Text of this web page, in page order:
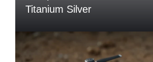
Titanium Silver